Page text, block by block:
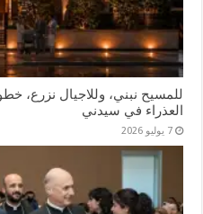
للمسيح نبني، وللاجيال نزرع،
العذراء في سيدني
7 يوليو 2026